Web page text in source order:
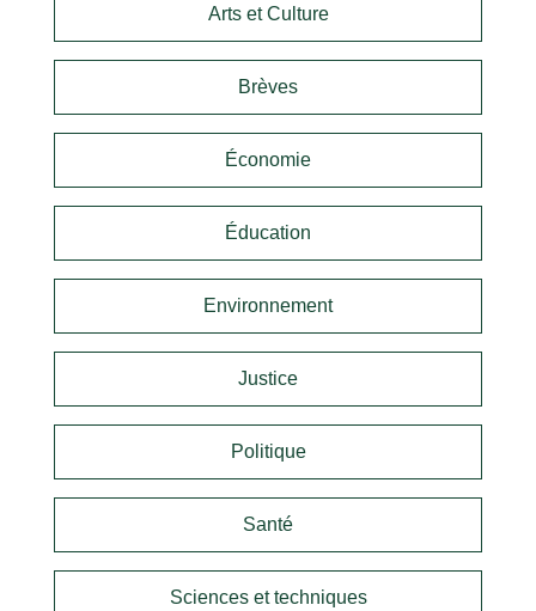
Arts et Culture
Brèves
Économie
Éducation
Environnement
Justice
Politique
Santé
Sciences et techniques